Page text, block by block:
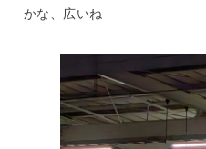
かな、広いね